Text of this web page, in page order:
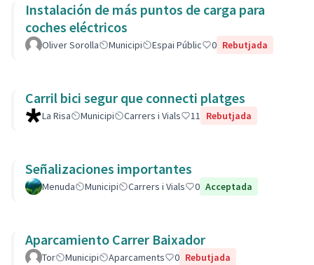
Instalación de más puntos de carga para
coches eléctricos
Oliver Sorolla Municipi Espai Públic 0 Rebutjada
Carril bici segur que connecti platges
La Risa Municipi Carrers i Vials 11 Rebutjada
Señalizaciones importantes
Menuda Municipi Carrers i Vials 0 Acceptada
Aparcamiento Carrer Baixador
Tor Municipi Aparcaments 0 Rebutjada